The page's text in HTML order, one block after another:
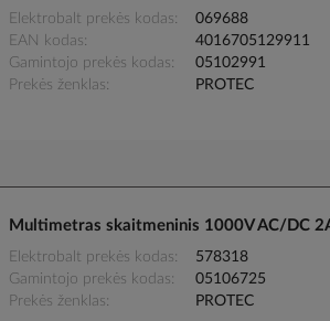
Elektrobalt prekės kodas
069688
EAN kodas
4016705129911
Gamintojo prekės kodas
05102991
Prekės ženklas
PROTEC
Multimetras skaitmeninis 1000V AC/DC
Elektrobalt prekės kodas
578318
Gamintojo prekės kodas
05106725
Prekės ženklas
PROTEC